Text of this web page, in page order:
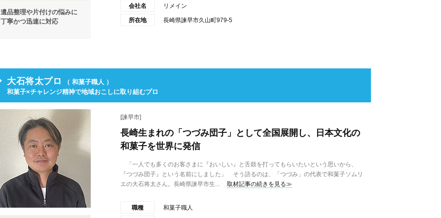
遺品整理や片付けの悩みに
丁寧かつ迅速に対応
会社名 リメイン
所在地 長崎県諫早市久山町979-5
大石将太プロ
（ 和菓子職人 ）
和菓子×チャレンジ精神で地域おこしに取り組むプロ
[諫早市]
長崎生まれの「つづみ団子」として全国展開し、日本文化の
和菓子を世界に発信
「一人でも多くのお客さまに『おいしい』と舌鼓を打ってもらいたいという思いから、
『つづみ団子』という名前にしました」 そう語るのは、「つづみ」の代表で和菓子ソムリ
エの大石将太さん。長崎県諫早市生...
取材記事の続きを見る≫
職種 和菓子職人